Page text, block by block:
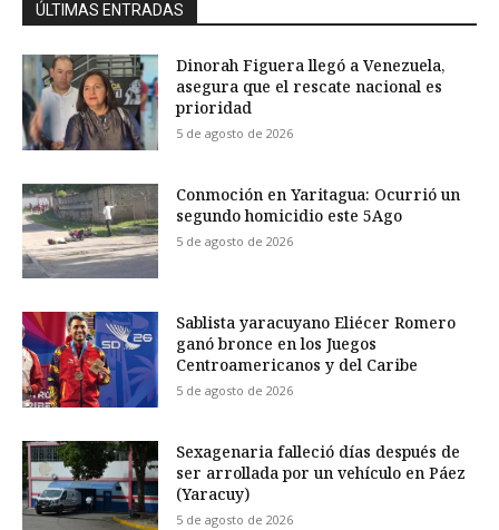
ÚLTIMAS ENTRADAS
Dinorah Figuera llegó a Venezuela,
asegura que el rescate nacional es
prioridad
5 de agosto de 2026
Conmoción en Yaritagua: Ocurrió un
segundo homicidio este 5Ago
5 de agosto de 2026
Sablista yaracuyano Eliécer Romero
ganó bronce en los Juegos
Centroamericanos y del Caribe
5 de agosto de 2026
Sexagenaria falleció días después de
ser arrollada por un vehículo en Páez
(Yaracuy)
5 de agosto de 2026